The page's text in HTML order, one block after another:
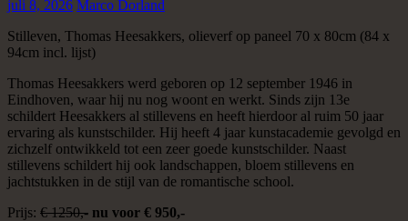
juli 8, 2026 Marco Dorland
Stilleven, Thomas Heesakkers, olieverf op paneel 70 x 80cm (84 x
94cm incl. lijst)
Thomas Heesakkers werd geboren op 12 september 1946 in
Eindhoven, waar hij nu nog woont en werkt. Sinds zijn 13e
schildert Heesakkers al stillevens en heeft hierdoor al ruim 50 jaar
ervaring als kunstschilder. Hij heeft 4 jaar kunstacademie gevolgd en
zichzelf ontwikkeld tot een zeer goede kunstschilder. Naast
stillevens schildert hij ook landschappen, bloem stillevens en
jachtstukken in de stijl van de romantische school.
Prijs: € 1250,- nu voor € 950,-